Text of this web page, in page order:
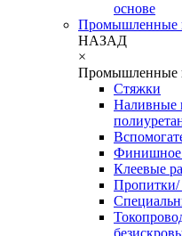
основе
Промышленные
НАЗАД
×
Промышленные
Стяжки
Наливные
Финишное
Клеевые